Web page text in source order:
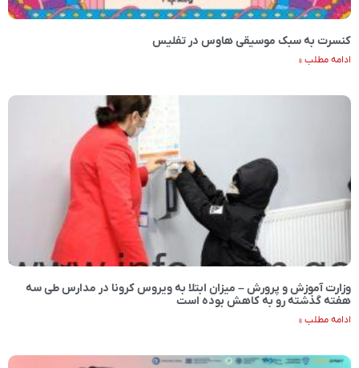
کنسرت به سبک موسیقی هاوس در تفلیس
ادامه مطلب »
وزارت آموزش و پرورش – میزان ابتلا به ویروس کرونا در مدارس طی سه
هفته گذشته رو به کاهش بوده است
ادامه مطلب »